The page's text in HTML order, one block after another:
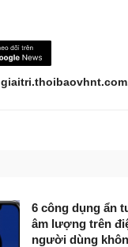
6 công dụng ẩn
âm lượng trên
người dùng